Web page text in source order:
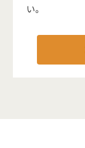
い。